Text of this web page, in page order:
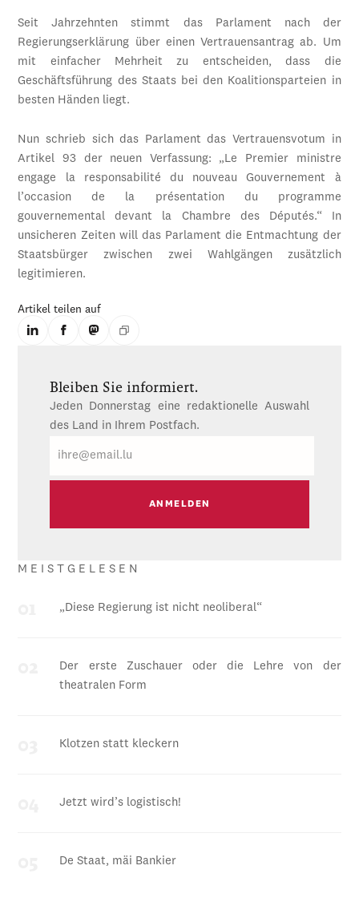
Seit Jahrzehnten stimmt das Parlament nach der
Regierungserklärung über einen Vertrauensantrag ab. Um
mit einfacher Mehrheit zu entscheiden, dass die
Geschäftsführung des Staats bei den Koalitionsparteien in
besten Händen liegt.
Nun schrieb sich das Parlament das Vertrauensvotum in
Artikel 93 der neuen Verfassung: „Le Premier ministre
engage la responsabilité du nouveau Gouvernement à
l’occasion de la présentation du programme
gouvernemental devant la Chambre des Députés.“ In
unsicheren Zeiten will das Parlament die Entmachtung der
Staatsbürger zwischen zwei Wahlgängen zusätzlich
legitimieren.
Artikel teilen auf
Bleiben Sie informiert.
Jeden Donnerstag eine redaktionelle Auswahl
des Land in Ihrem Postfach.
Mail
MEISTGELESEN
„Diese Regierung ist nicht neoliberal“
Der erste Zuschauer oder die Lehre von der
theatralen Form
Klotzen statt kleckern
Jetzt wird’s logistisch!
De Staat, mäi Bankier